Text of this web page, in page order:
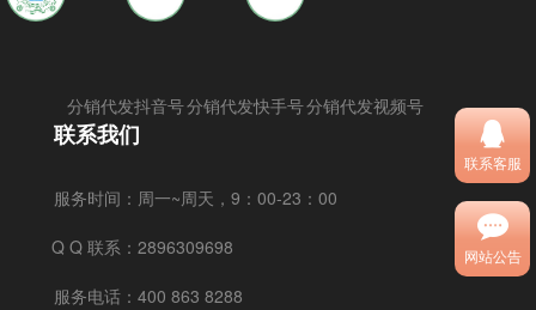
分销代发抖音号分销代发快手号分销代发视频号
联系我们
服务时间： 周一~周天，9：00-23：00
Q Q 联系： 2896309698
服务电话： 400 863 8288
联系客服
网站公告